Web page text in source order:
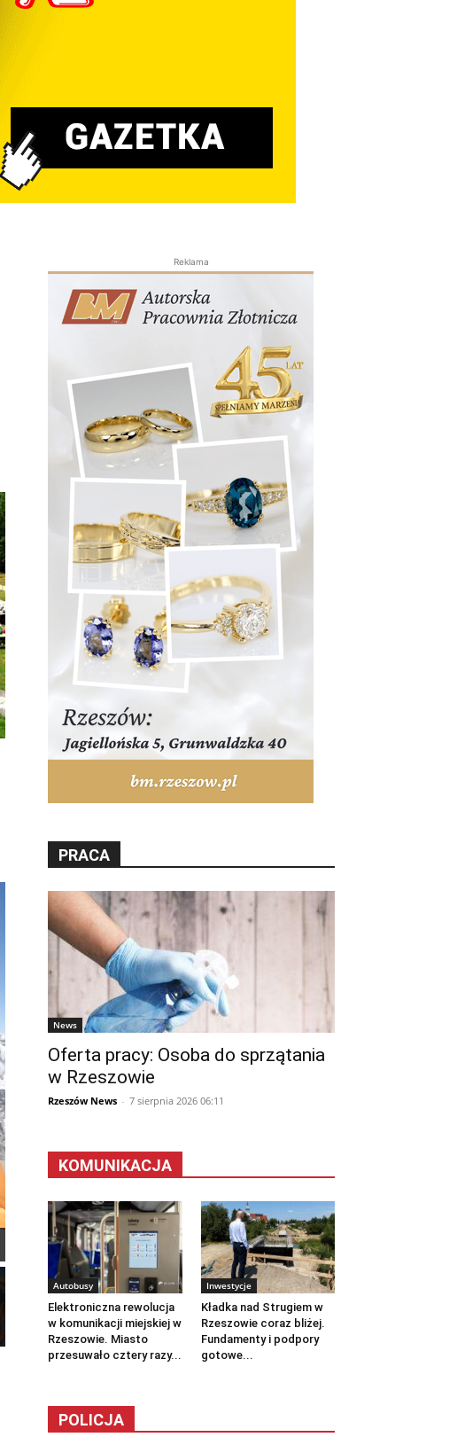
Reklama
PRACA
News
Oferta pracy: Osoba do sprzątania
w Rzeszowie
Rzeszów News - 7 sierpnia 2026 06:11
KOMUNIKACJA
Autobusy
Elektroniczna rewolucja
w komunikacji miejskiej w
Rzeszowie. Miasto
przesuwało cztery razy...
Inwestycje
Kładka nad Strugiem w
Rzeszowie coraz bliżej.
Fundamenty i podpory
gotowe...
POLICJA